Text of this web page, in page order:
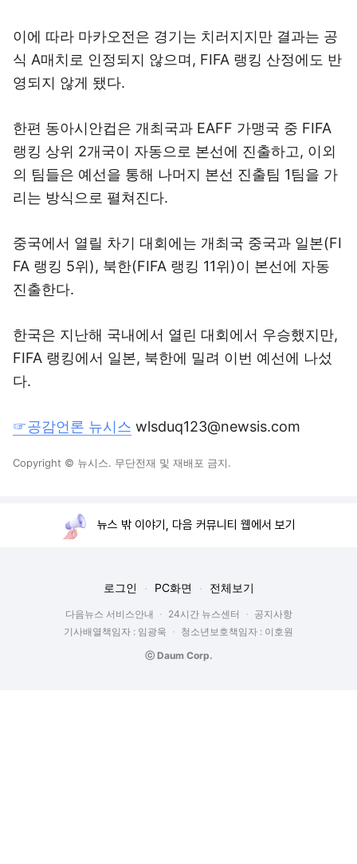
이에 따라 마카오전은 경기는 치러지지만 결과는 공
식 A매치로 인정되지 않으며, FIFA 랭킹 산정에도 반
영되지 않게 됐다.
한편 동아시안컵은 개최국과 EAFF 가맹국 중 FIFA
랭킹 상위 2개국이 자동으로 본선에 진출하고, 이외
의 팀들은 예선을 통해 나머지 본선 진출팀 1팀을 가
리는 방식으로 펼쳐진다.
중국에서 열릴 차기 대회에는 개최국 중국과 일본(FI
FA 랭킹 5위), 북한(FIFA 랭킹 11위)이 본선에 자동
진출한다.
한국은 지난해 국내에서 열린 대회에서 우승했지만,
FIFA 랭킹에서 일본, 북한에 밀려 이번 예선에 나섰
다.
☞공감언론 뉴시스 wlsduq123@newsis.com
Copyright © 뉴시스. 무단전재 및 재배포 금지.
뉴스 밖 이야기, 다음 커뮤니티 웹에서 보기
로그인 PC화면 전체보기
다음뉴스 서비스안내 24시간 뉴스센터
공지사항
기사배열책임자 : 임광욱
청소년보호책임자 : 이호원
ⓒ Daum Corp.